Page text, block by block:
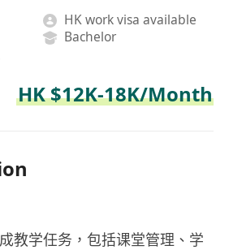
HK work visa available
Bachelor
HK $12K-18K/Month
教学任务，包括课堂管理、学